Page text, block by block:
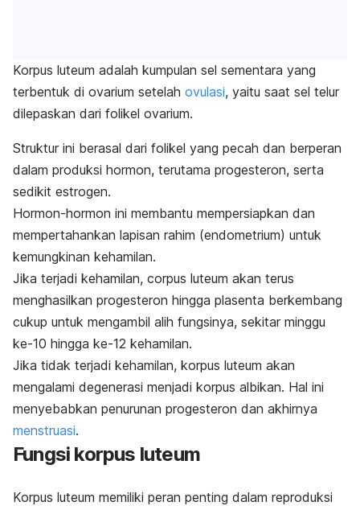
Korpus luteum adalah kumpulan sel sementara yang
terbentuk di ovarium setelah ovulasi, yaitu saat sel telur
dilepaskan dari folikel ovarium.
Struktur ini berasal dari folikel yang pecah dan berperan
dalam produksi hormon, terutama progesteron, serta
sedikit estrogen.
Hormon-hormon ini membantu mempersiapkan dan
mempertahankan lapisan rahim (endometrium) untuk
kemungkinan kehamilan.
Jika terjadi kehamilan, corpus luteum akan terus
menghasilkan progesteron hingga plasenta berkembang
cukup untuk mengambil alih fungsinya, sekitar minggu
ke-10 hingga ke-12 kehamilan.
Jika tidak terjadi kehamilan, korpus luteum akan
mengalami degenerasi menjadi korpus albikan. Hal ini
menyebabkan penurunan progesteron dan akhirnya
menstruasi.
Fungsi korpus luteum
Korpus luteum memiliki peran penting dalam reproduksi